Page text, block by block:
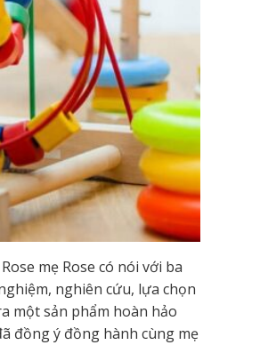
mẹ Rose có nói với ba
nghiên cứu, lựa chọn
một sản phẩm hoàn hảo
đồng ý đồng hành cùng mẹ